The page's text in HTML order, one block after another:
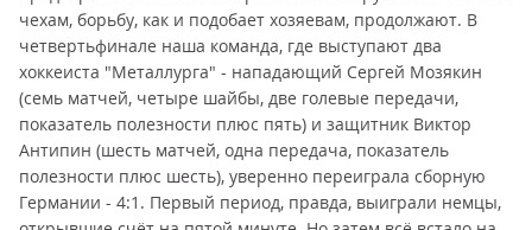
чехам, борьбу, как и подобает хозяевам, продолжают. В
четвертьфинале наша команда, где выступают два
хоккеиста "Металлурга" - нападающий Сергей Мозякин
(семь матчей, четыре шайбы, две голевые передачи,
показатель полезности плюс пять) и защитник Виктор
Антипин (шесть матчей, одна передача, показатель
полезности плюс шесть), уверенно переиграла сборную
Германии - 4:1. Первый период, правда, выиграли немцы,